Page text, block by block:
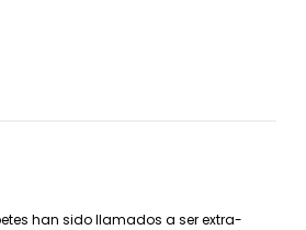
han sido llamados a ser extra-